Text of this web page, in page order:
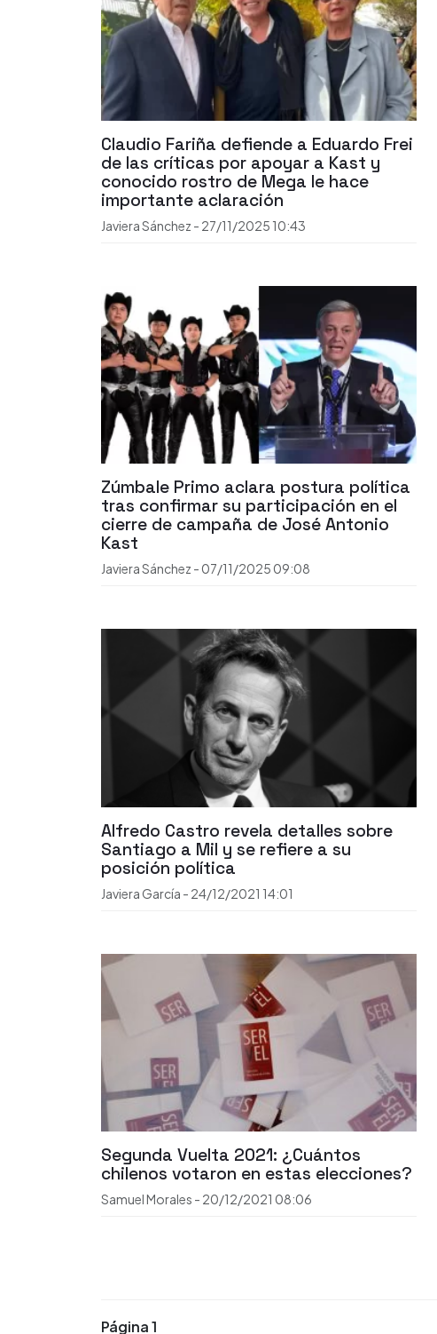
Claudio Fariña defiende a Eduardo Frei
de las críticas por apoyar a Kast y
conocido rostro de Mega le hace
importante aclaración
Javiera Sánchez - 27/11/2025 10:43
Zúmbale Primo aclara postura política
tras confirmar su participación en el
cierre de campaña de José Antonio
Kast
Javiera Sánchez - 07/11/2025 09:08
Alfredo Castro revela detalles sobre
Santiago a Mil y se refiere a su
posición política
Javiera García - 24/12/2021 14:01
Segunda Vuelta 2021: ¿Cuántos
chilenos votaron en estas elecciones?
Samuel Morales - 20/12/2021 08:06
Página 1